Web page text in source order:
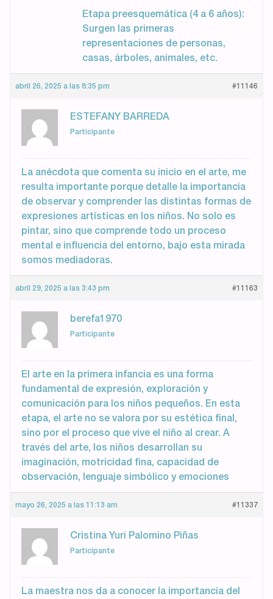
Etapa preesquemática (4 a 6 años):
Surgen las primeras
representaciones de personas,
casas, árboles, animales, etc.
abril 26, 2025 a las 8:35 pm #11146
ESTEFANY BARREDA
Participante
La anécdota que comenta su inicio en el arte, me
resulta importante porque detalle la importancia
de observar y comprender las distintas formas de
expresiones artísticas en los niños. No solo es
pintar, sino que comprende todo un proceso
mental e influencia del entorno, bajo esta mirada
somos mediadoras.
abril 29, 2025 a las 3:43 pm #11163
berefa1970
Participante
El arte en la primera infancia es una forma
fundamental de expresión, exploración y
comunicación para los niños pequeños. En esta
etapa, el arte no se valora por su estética final,
sino por el proceso que vive el niño al crear. A
través del arte, los niños desarrollan su
imaginación, motricidad fina, capacidad de
observación, lenguaje simbólico y emociones
mayo 26, 2025 a las 11:13 am #11337
Cristina Yuri Palomino Piñas
Participante
La maestra nos da a conocer la importancia del